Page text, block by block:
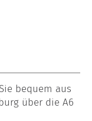
bequem aus
über die A6